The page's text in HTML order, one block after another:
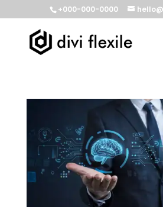
+000-000-0000